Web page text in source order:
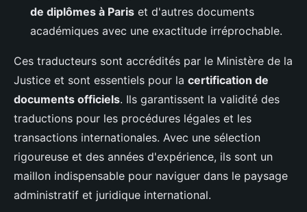
de diplômes à Paris et d'autres documents
académiques avec une exactitude irréprochable.
Ces traducteurs sont accrédités par le Ministère de la
Justice et sont essentiels pour la certification de
documents officiels. Ils garantissent la validité des
traductions pour les procédures légales et les
transactions internationales. Avec une sélection
rigoureuse et des années d'expérience, ils sont un
maillon indispensable pour naviguer dans le paysage
administratif et juridique international.